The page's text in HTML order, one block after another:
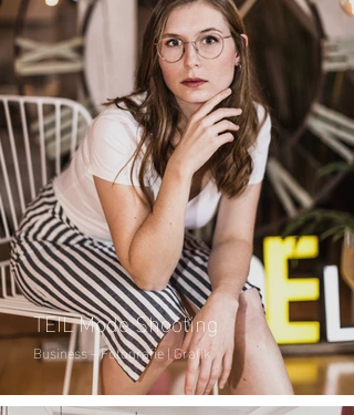
TEIL Mode Shooting
Business – Fotografie | Grafik